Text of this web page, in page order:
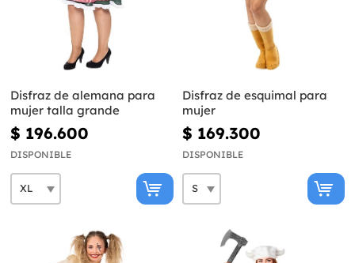
Disfraz de alemana para
mujer talla grande
$ 196.600
DISPONIBLE
Disfraz de esquimal para
mujer
$ 169.300
DISPONIBLE